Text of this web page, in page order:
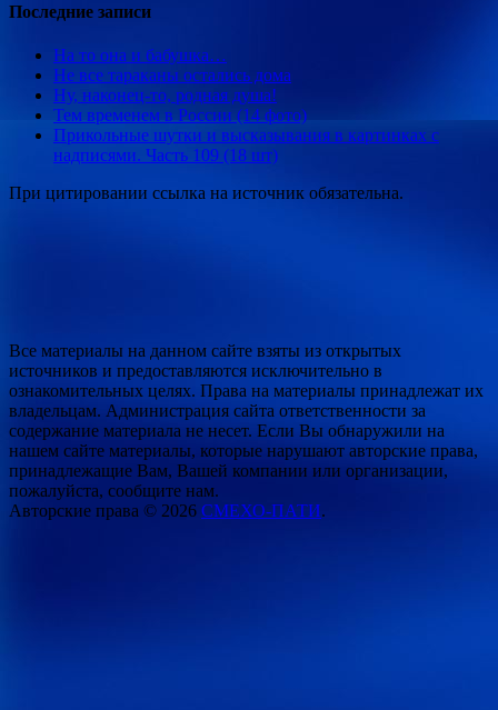
Последние записи
На то она и бабушка…
Не все тараканы остались дома
Ну, наконец-то, родная душа!
Тем временем в России (14 фото)
Прикольные шутки и высказывания в картинках с
надписями. Часть 109 (18 шт)
При цитировании ссылка на источник обязательна.
Все материалы на данном сайте взяты из открытых
источников и предоставляются исключительно в
ознакомительных целях. Права на материалы принадлежат их
владельцам. Администрация сайта ответственности за
содержание материала не несет. Если Вы обнаружили на
нашем сайте материалы, которые нарушают авторские права,
принадлежащие Вам, Вашей компании или организации,
пожалуйста, сообщите нам.
Авторские права © 2026 СМЕХО-ПАТИ.